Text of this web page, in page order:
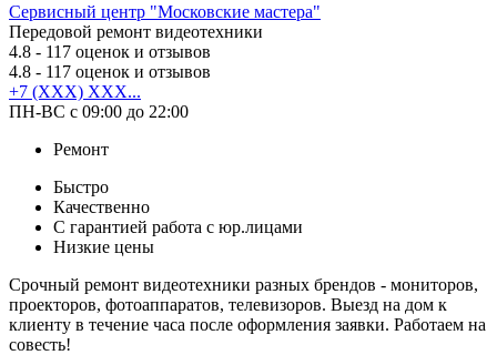
Сервисный центр "Московские мастера"
Передовой ремонт видеотехники
4.8 - 117 оценок и отзывов
4.8 - 117 оценок и отзывов
+7 (XXX) XXX...
ПН-ВС с 09:00 до 22:00
Ремонт
Быстро
Качественно
С гарантией работа с юр.лицами
Низкие цены
Срочный ремонт видеотехники разных брендов - мониторов,
проекторов, фотоаппаратов, телевизоров. Выезд на дом к
клиенту в течение часа после оформления заявки. Работаем на
совесть!